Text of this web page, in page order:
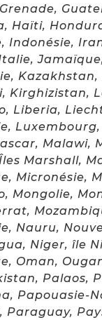
Haïti,
Indonésie,
Kazakhstan,
Kirghizistan,
Liberia,
Luxembourg,
Malawi,
Marshall,
Micronésie,
Mongolie,
Nauru,
Niger, île
Oman,
Palaos,
Papouasie-
Paraguay,